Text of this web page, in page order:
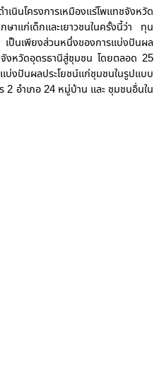
นินโครงการเหมืองแร่โพแทชจังหวัด
าแก่เด็กและเยาวชนในครั้งนี้ว่า ทุน
เพียงส่วนหนึ่งของการแบ่งปันผล
จังหวัดอุดรธานีสู่ชุมชน โดยตลอด 25
งปันผลประโยชน์แก่ชุมชนในรูปแบบ
2 อำเภอ 24 หมู่บ้าน และ ชุมชนอื่นใน